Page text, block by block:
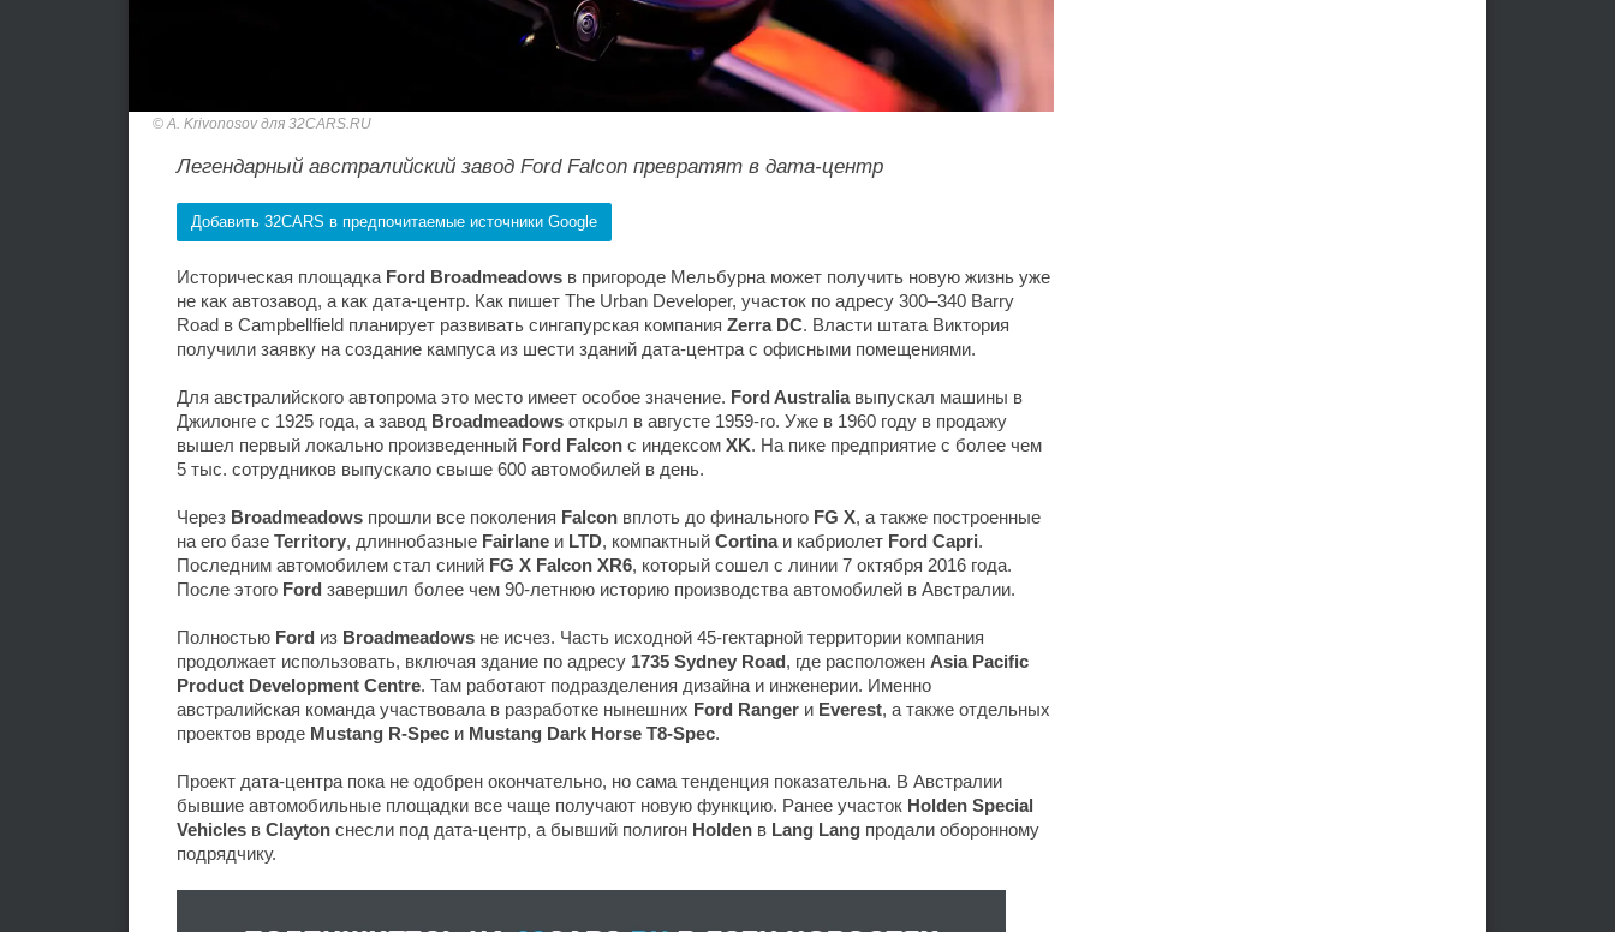
A. Krivonosov для 32CARS.RU
Легендарный австралийский завод Ford Falcon превратят в дата-центр
Добавить 32CARS в предпочитаемые источники Google
Историческая площадка Ford Broadmeadows в пригороде Мельбурна может получить новую жизнь уже
не как автозавод, а как дата-центр. Как пишет The Urban Developer, участок по адресу 300–340 Barry
Road в Campbellfield планирует развивать сингапурская компания Zerra DC. Власти штата Виктория
получили заявку на создание кампуса из шести зданий дата-центра с офисными помещениями.
Для австралийского автопрома это место имеет особое значение. Ford Australia выпускал машины в
Джилонге с 1925 года, а завод Broadmeadows открыл в августе 1959-го. Уже в 1960 году в продажу
вышел первый локально произведенный Ford Falcon с индексом XK. На пике предприятие с более чем
5 тыс. сотрудников выпускало свыше 600 автомобилей в день.
Через Broadmeadows прошли все поколения Falcon вплоть до финального FG X, а также построенные
на его базе Territory, длиннобазные Fairlane и LTD, компактный Cortinaи кабриолет Ford Capri.
Последним автомобилем стал синий FG X Falcon XR6, который сошел с линии 7 октября 2016 года.
После этого Ford завершил более чем 90-летнюю историю производства автомобилей в Австралии.
Полностью Ford из Broadmeadows не исчез. Часть исходной 45-гектарной территории компания
продолжает использовать, включая здание по адресу 1735 Sydney Road, где расположен Asia Pacific
Product Development Centre. Там работают подразделения дизайна и инженерии. Именно
австралийская команда участвовала в разработке нынешних Ford Ranger и Everest, а также отдельных
проектов вроде Mustang R-Spec и Mustang Dark Horse T8-Spec.
Проект дата-центра пока не одобрен окончательно, но сама тенденция показательна. В Австралии
бывшие автомобильные площадки все чаще получают новую функцию. Ранее участок Holden Special
Vehicles в Clayton снесли под дата-центр, а бывший полигон Holden в Lang Lang продали оборонному
подрядчику.